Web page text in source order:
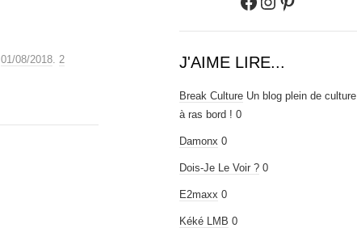
01/08/2018 2
J'AIME LIRE...
Break Culture Un blog plein de culture
à ras bord ! 0
Damonx 0
Dois-Je Le Voir ? 0
E2maxx 0
Kéké LMB 0